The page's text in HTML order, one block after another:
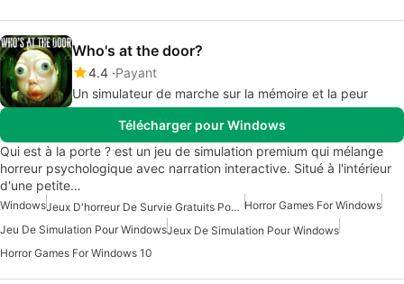
Who's at the door?
4.4 Payant
Un simulateur de marche sur la mémoire et la peur
Télécharger pour Windows
Qui est à la porte ? est un jeu de simulation premium qui mélange
horreur psychologique avec narration interactive. Situé à l'intérieur
d'une petite…
Windows Jeux D'horreur De Survie Gratuits Pour Windows Horror Games For Windows
Jeu De Simulation Pour WindowsJeux De Simulation Pour Windows
Horror Games For Windows 10